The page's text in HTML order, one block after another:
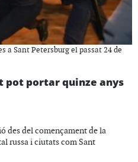
a Sant Petersburg el passat 24 de
pot portar quinze anys
des del començament de la
russa i ciutats com Sant